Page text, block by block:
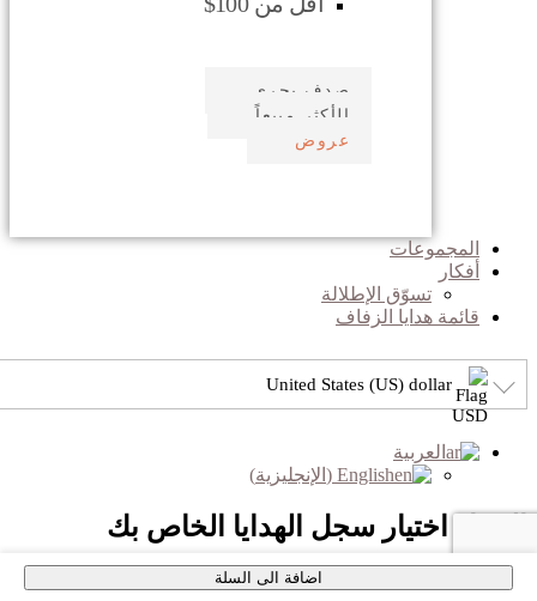
اضافة الى السلة
صدف بحري
الأكثر مبيعاً
عروض
المجموعات
أفكار
تسوّق الإطلالة
قائمة هدايا الزفاف
United States (US) dollar
العربية
English
( الإنجليزية)
الرجاء اختيار سجل الهدايا الخاص بك